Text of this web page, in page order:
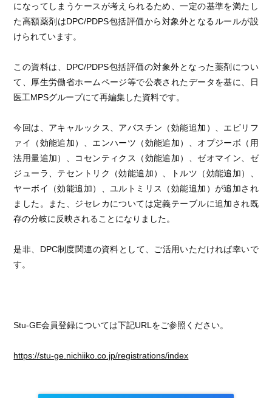
になってしまうケースが考えられるため、一定の基準を満たし
た高額薬剤はDPC/PDPS包括評価から対象外となるルールが設
けられています。
この資料は、DPC/PDPS包括評価の対象外となった薬剤につい
て、厚生労働省ホームページ等で公表されたデータを基に、日
医工MPSグループにて再編集した資料です。
今回は、アキャルックス、アバスチン（効能追加）、エビリフ
ァイ（効能追加）、エンハーツ（効能追加）、オプジーボ（用
法用量追加）、コセンティクス（効能追加）、ゼオマイン、ゼ
ジューラ、テセントリク（効能追加）、トルツ（効能追加）、
ヤーボイ（効能追加）、ユルトミリス（効能追加）が追加され
ました。また、ジセレカについては定義テーブルに追加され既
存の分岐に反映されることになりました。
是非、DPC制度関連の資料として、ご活用いただければ幸いで
す。
Stu-GE会員登録については下記URLをご参照ください。
https://stu-ge.nichiiko.co.jp/registrations/index